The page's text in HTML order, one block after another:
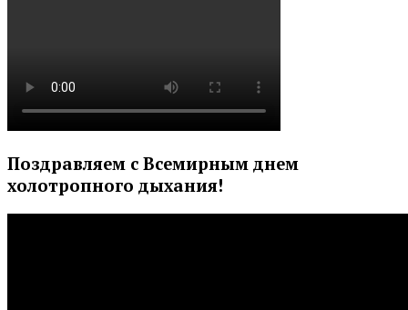
Поздравляем с Всемирным днем
холотропного дыхания!